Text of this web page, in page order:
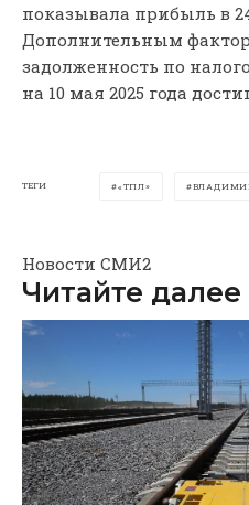
показывала прибыль в
Дополнительным
задолженность по
на 10 мая 2025 года
ТЕГИ «ТПЛ»
Новости СМИ2
Читайте далее